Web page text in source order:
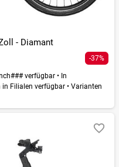
- Diamant
-37%
verfügbar • In
in Filialen verfügbar • Varianten